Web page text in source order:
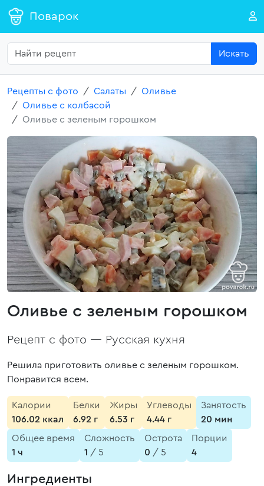
Поварок
Искать
Рецепты с фото Салаты
Оливье
Оливье с колбасой
Оливье с зеленым горошком
Оливье с зеленым горошком
Рецепт с фото — Русская кухня
Решила приготовить оливье с зеленым горошком.
Понравится всем.
Калории
106.02 ккал
Белки
6.92 г
Жиры
6.53 г
Углеводы
4.44 г
Занятость
20 мин
Общее время
1 ч
Сложность
1 / 5
Острота
0 / 5
Порции
4
Ингредиенты